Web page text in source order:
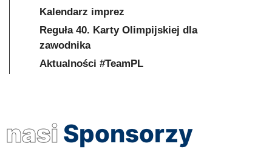
Kalendarz imprez
Reguła 40. Karty Olimpijskiej dla
zawodnika
Aktualności #TeamPL
nasi Sponsorzy